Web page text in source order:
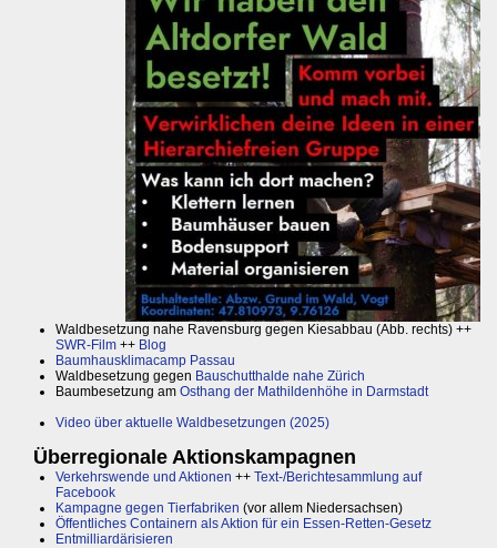
Waldbesetzung nahe Ravensburg gegen Kiesabbau (Abb. rechts) ++
SWR-Film ++ Blog
Baumhausklimacamp Passau
Waldbesetzung gegen Bauschutthalde nahe Zürich
Baumbesetzung am Osthang der Mathildenhöhe in Darmstadt
Video über aktuelle Waldbesetzungen (2025)
Überregionale Aktionskampagnen
Verkehrswende und Aktionen ++ Text-/Berichtesammlung auf
Facebook
Kampagne gegen Tierfabriken (vor allem Niedersachsen)
Öffentliches Containern als Aktion für ein Essen-Retten-Gesetz
Entmilliardärisieren